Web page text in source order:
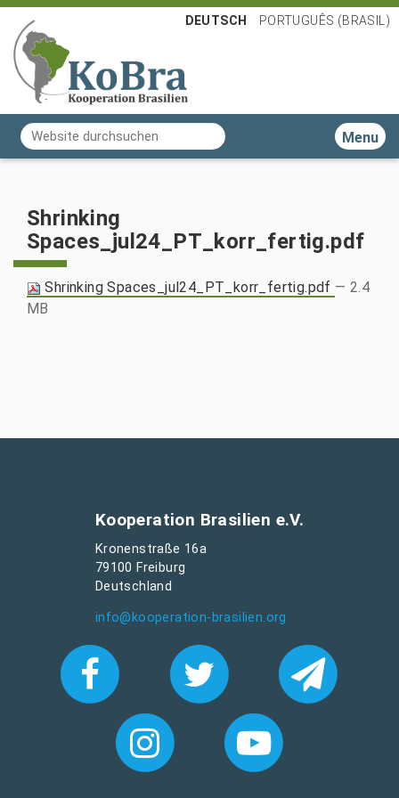
Website durchsuchen
Erweiterte Suche…
DEUTSCH PORTUGUÊS (BRASIL)
Toggle
Shrinking
Spaces_jul24_PT_korr_fertig.pdf
Shrinking Spaces_jul24_PT_korr_fertig.pdf — 2.4
MB
Kooperation Brasilien e.V.
Kronenstraße 16a
79100 Freiburg
Deutschland
info@kooperation-brasilien.org